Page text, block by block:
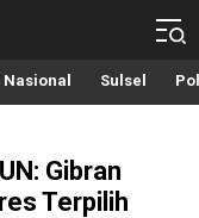
Nasional Sulsel
Gibran
Terpilih